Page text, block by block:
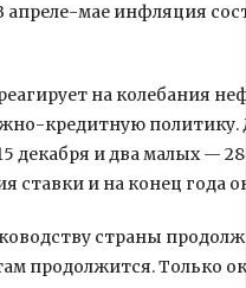
апреле-мае инфляция
на колебания
кредитную политику.
декабря и два малых —
ставки и на конец года
страны
продолжится. Только